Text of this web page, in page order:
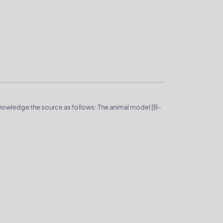
the source as follows: The animal model [B-